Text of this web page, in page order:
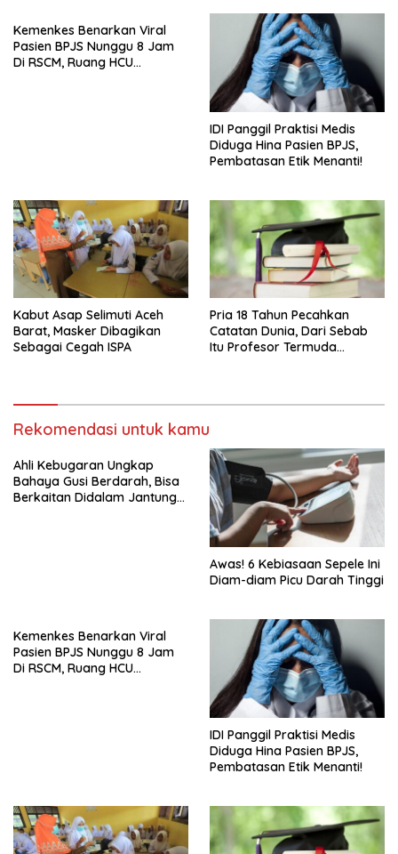
Kemenkes Benarkan Viral
Pasien BPJS Nunggu 8 Jam
Di RSCM, Ruang HCU
IDI Panggil Praktisi Medis
Diduga Hina Pasien BPJS,
Pembatasan Etik Menanti!
Kabut Asap Selimuti Aceh
Barat, Masker Dibagikan
Sebagai Cegah ISPA
Pria 18 Tahun Pecahkan
Catatan Dunia, Dari Sebab
Itu Profesor Termuda
Rekomendasi untuk kamu
Ahli Kebugaran Ungkap
Bahaya Gusi Berdarah, Bisa
Berkaitan Didalam Jantung
Awas! 6 Kebiasaan Sepele Ini
Diam-diam Picu Darah Tinggi
Kemenkes Benarkan Viral
Pasien BPJS Nunggu 8 Jam
Di RSCM, Ruang HCU
IDI Panggil Praktisi Medis
Diduga Hina Pasien BPJS,
Pembatasan Etik Menanti!